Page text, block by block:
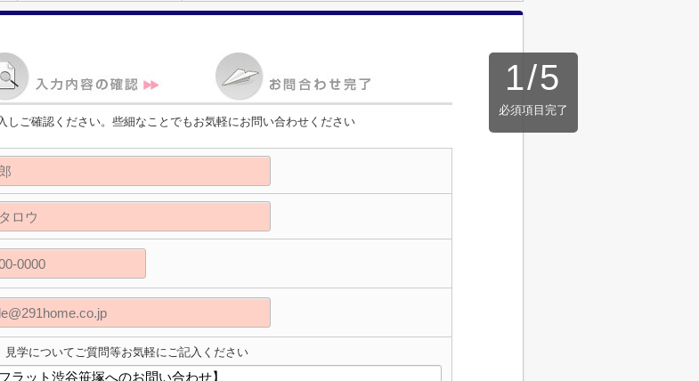
1/5
必須項目完了
しご確認ください。些細なことでもお気軽にお問い合わせください
見学についてご質問等お気軽にご記入ください